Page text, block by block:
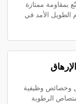
بمقاومة ممتازة
الطويل الأمد في
وخصائص وظيفية
الرطوبة